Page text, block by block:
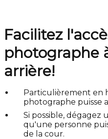
Facilitez
photographe
arrière!
Particulièrement en
photographe puisse
Si possible, dégagez
qu'une personne
de la cour.